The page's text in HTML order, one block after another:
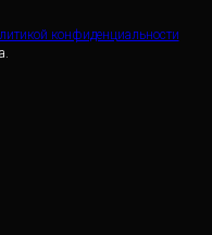
конфиденциальности